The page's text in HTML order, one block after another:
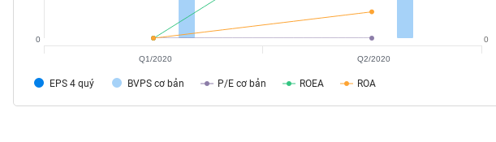
EPS 4 quý BVPS cơ bản P/E cơ bản ROEA ROA
0 0
Q1/2020 Q2/2020
TIÊU
THIẾT
YẾU